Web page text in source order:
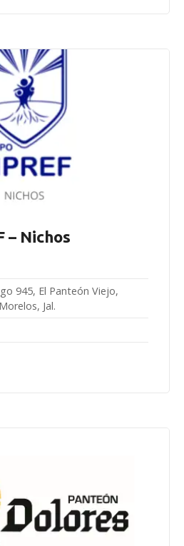
– Nichos
945, El Panteón Viejo,
Jal.